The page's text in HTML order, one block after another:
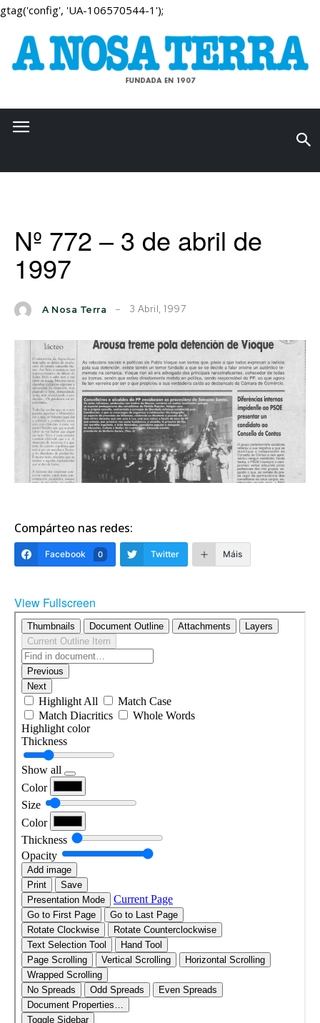
gtag('config', 'UA-106570544-1');
Nº 772 – 3 de abril de
1997
A Nosa Terra 3 Abril, 1997
Compárteo nas redes:
Facebook 0 Twitter Máis
View Fullscreen